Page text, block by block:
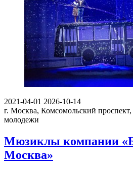
2021-04-01 2026-10-14
г. Москва, Комсомольский проспект,
молодежи
Мюзиклы компании
Москва»